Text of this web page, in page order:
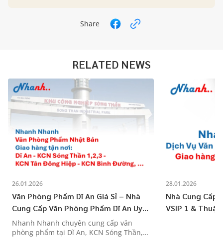
Share
RELATED NEWS
26.01.2026
Văn Phòng Phẩm Dĩ An Giá Sỉ – Nhà
Cung Cấp Văn Phòng Phẩm Dĩ An Uy
Tín
Nhanh Nhanh chuyên cung cấp văn
phòng phẩm tại Dĩ An, KCN Sóng Thần,
28.01.2026
Nhà Cung Cấp
VSIP 1 &